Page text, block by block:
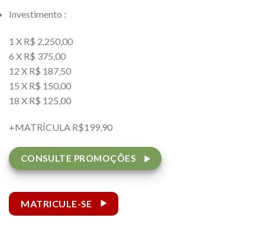
Investimento :
1 X R$ 2.250,00
6 X R$ 375,00
12 X R$ 187,50
15 X R$ 150,00
18 X R$ 125,00
+MATRÍCULA R$199,90
CONSULTE PROMOÇÕES
MATRICULE-SE